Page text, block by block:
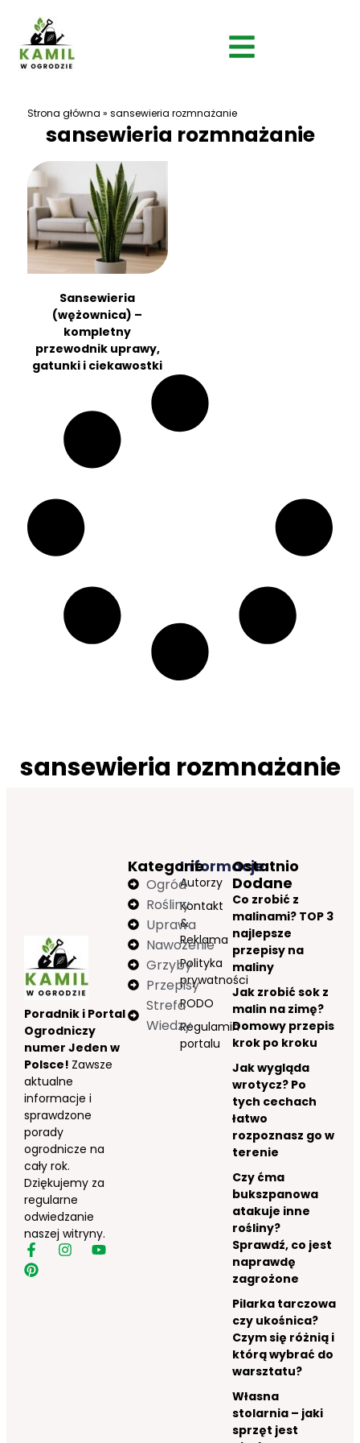
Strona główna » sansewieria rozmnażanie
sansewieria rozmnażanie
Sansewieria
(wężownica) –
kompletny
przewodnik uprawy,
gatunki i ciekawostki
sansewieria rozmnażanie
Poradnik i Portal
Ogrodniczy
numer Jeden w
Polsce! Zawsze
aktualne
informacje i
sprawdzone
porady
ogrodnicze na
cały rok.
Dziękujemy za
regularne
odwiedzanie
naszej witryny.
Informacje
Autorzy
Kontakt
&
Reklama
Polityka
prywatności
RODO
Regulamin
portalu
Kategorie
Ogród
Rośliny
Uprawa
Nawożenie
Grzyby
Przepisy
Strefa
Wiedzy
Ostatnio
Dodane
Co zrobić z
malinami? TOP 3
najlepsze
przepisy na
maliny
Jak zrobić sok z
malin na zimę?
Domowy przepis
krok po kroku
Jak wygląda
wrotycz? Po
tych cechach
łatwo
rozpoznasz go w
terenie
Czy ćma
bukszpanowa
atakuje inne
rośliny?
Sprawdź, co jest
naprawdę
zagrożone
Pilarka tarczowa
czy ukośnica?
Czym się różnią i
którą wybrać do
warsztatu?
Własna
stolarnia – jaki
sprzęt jest